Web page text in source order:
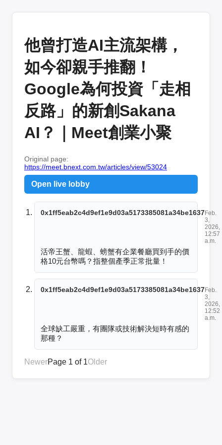
他曾打造AI主流架構，
如今卻親手推翻！
Google為何投資「走相
反路」的新創Sakana
AI？｜Meet創業小聚
Original page:
https://meet.bnext.com.tw/articles/view/53024
Open live lobby
0x1ff5eab2c4d9ef1e9d03a5173385081a34be1637Feb.
3,
2026,
12:57
a.m.
活帝王蟹、龍蝦、螃蟹有企業餐廳買到手的價
格10元台幣嗎？指整個產季正常批量！
0x1ff5eab2c4d9ef1e9d03a5173385081a34be1637Feb.
3,
2026,
12:52
a.m.
全球缺工嚴重，有團隊或技術解決短時有感的
那種？
NewerPage 1 of 1Older